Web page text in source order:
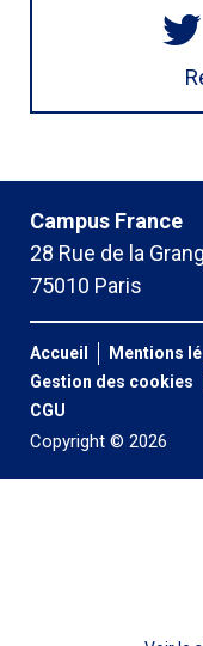
Accueil Mentions
Gestion des cookies
CGU
Copyright © 2026
Campus France
28 Rue de la
75010 Paris